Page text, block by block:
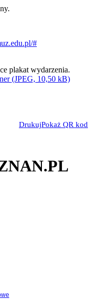
#
(JPEG, 10,50 kB)
DrukujPokaż QR kod